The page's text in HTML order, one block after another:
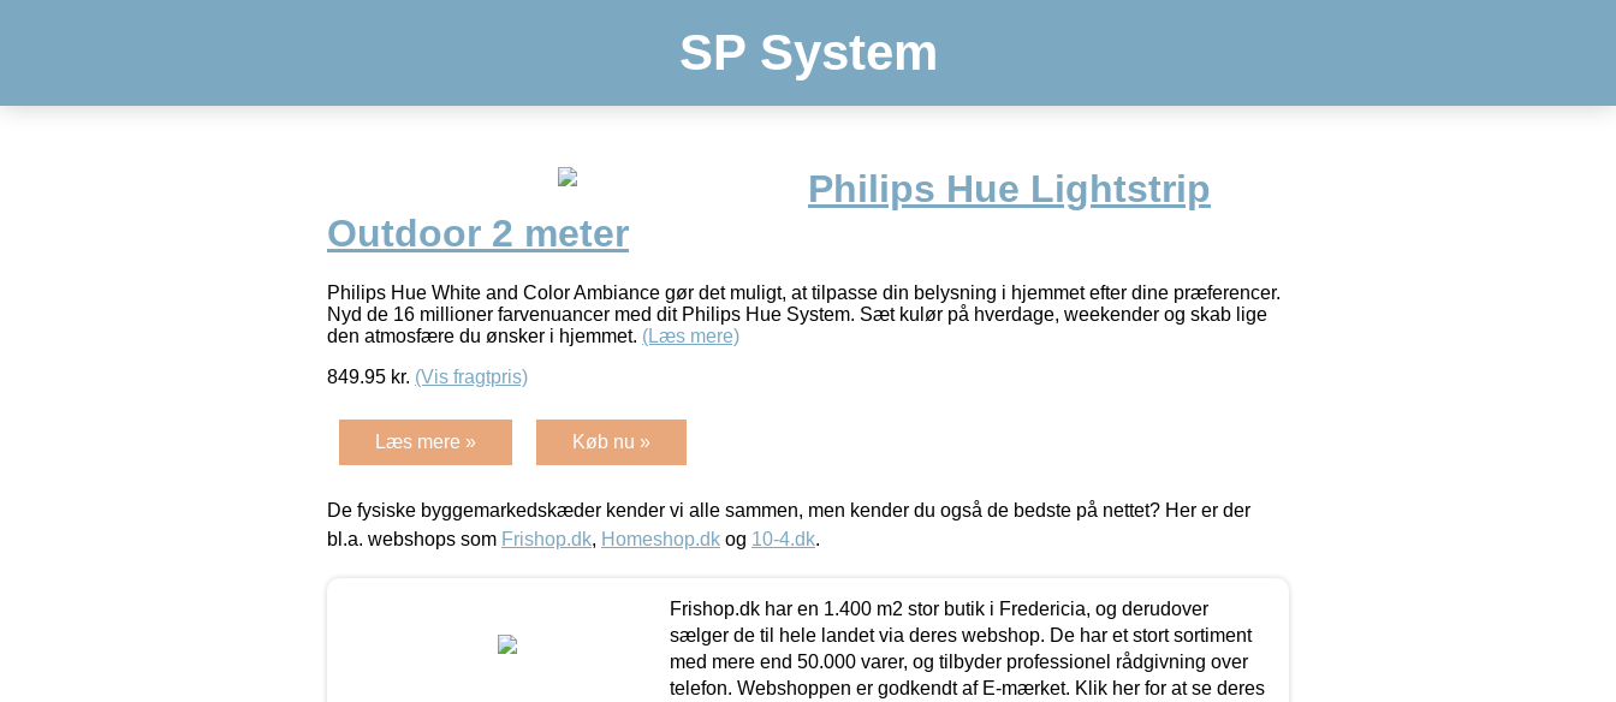
SP System
Philips Hue Lightstrip
Outdoor 2 meter
Philips Hue White and Color Ambiance gør det muligt, at tilpasse din belysning i hjemmet efter dine præferencer.
Nyd de 16 millioner farvenuancer med dit Philips Hue System. Sæt kulør på hverdage, weekender og skab lige
den atmosfære du ønsker i hjemmet. (Læs mere)
849.95 kr. (Vis fragtpris)
Læs mere » Køb nu »
De fysiske byggemarkedskæder kender vi alle sammen, men kender du også de bedste på nettet? Her er der
bl.a. webshops som Frishop.dk, Homeshop.dk og 10-4.dk.
Frishop.dk har en 1.400 m2 stor butik i Fredericia, og derudover
sælger de til hele landet via deres webshop. De har et stort sortiment
med mere end 50.000 varer, og tilbyder professionel rådgivning over
telefon. Webshoppen er godkendt af E-mærket. Klik her for at se deres